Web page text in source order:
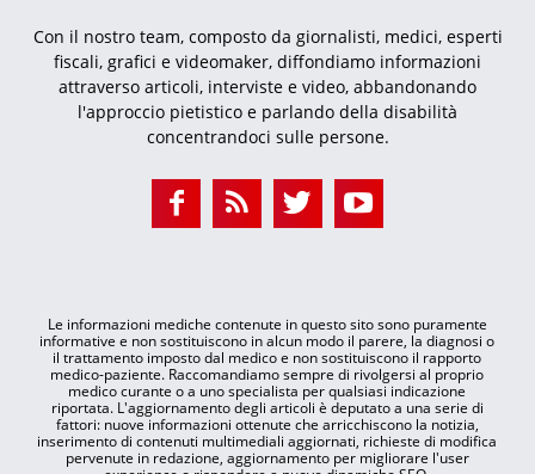
Con il nostro team, composto da giornalisti, medici, esperti
fiscali, grafici e videomaker, diffondiamo informazioni
attraverso articoli, interviste e video, abbandonando
l'approccio pietistico e parlando della disabilità
concentrandoci sulle persone.
Le informazioni mediche contenute in questo sito sono puramente
informative e non sostituiscono in alcun modo il parere, la diagnosi o
il trattamento imposto dal medico e non sostituiscono il rapporto
medico-paziente. Raccomandiamo sempre di rivolgersi al proprio
medico curante o a uno specialista per qualsiasi indicazione
riportata. L'aggiornamento degli articoli è deputato a una serie di
fattori: nuove informazioni ottenute che arricchiscono la notizia,
inserimento di contenuti multimediali aggiornati, richieste di modifica
pervenute in redazione, aggiornamento per migliorare l'user